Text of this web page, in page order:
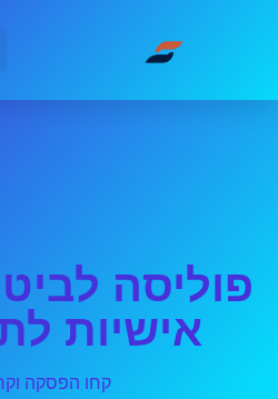
פוליסה
אישיות
קחו הפסקה